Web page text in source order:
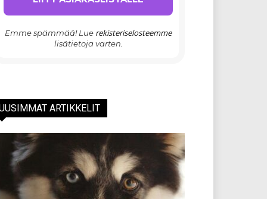
Emme spämmää! Lue rekisteriselosteemme
lisätietoja varten.
ARTIKKELIT